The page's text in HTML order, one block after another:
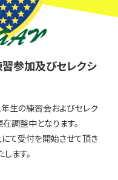
参加及びセレクシ
生の練習会およびセレク
在調整中となります。
て受付を開始させて頂き
ます。